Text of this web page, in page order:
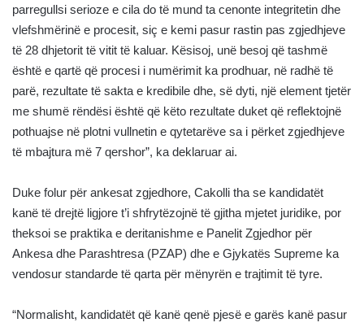
parregullsi serioze e cila do të mund ta cenonte integritetin dhe
vlefshmërinë e procesit, siç e kemi pasur rastin pas zgjedhjeve
të 28 dhjetorit të vitit të kaluar. Kësisoj, unë besoj që tashmë
është e qartë që procesi i numërimit ka prodhuar, në radhë të
parë, rezultate të sakta e kredibile dhe, së dyti, një element tjetër
me shumë rëndësi është që këto rezultate duket që reflektojnë
pothuajse në plotni vullnetin e qytetarëve sa i përket zgjedhjeve
të mbajtura më 7 qershor”, ka deklaruar ai.
Duke folur për ankesat zgjedhore, Cakolli tha se kandidatët
kanë të drejtë ligjore t’i shfrytëzojnë të gjitha mjetet juridike, por
theksoi se praktika e deritanishme e Panelit Zgjedhor për
Ankesa dhe Parashtresa (PZAP) dhe e Gjykatës Supreme ka
vendosur standarde të qarta për mënyrën e trajtimit të tyre.
“Normalisht, kandidatët që kanë qenë pjesë e garës kanë pasur